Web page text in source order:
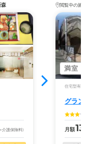
森
+介護保険料)
閲覧中の施
満室
住宅型有料
グラ
月額